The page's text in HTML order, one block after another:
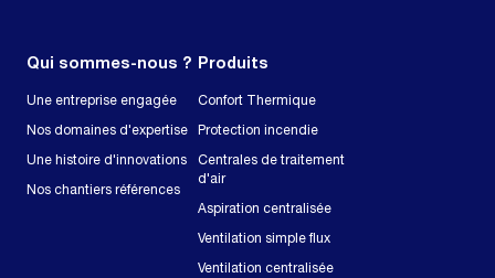
Qui sommes-nous ?
Une entreprise engagée
Nos domaines d'expertise
Une histoire d'innovations
Nos chantiers références
Produits
Confort Thermique
Protection incendie
Centrales de traitement
d'air
Aspiration centralisée
Ventilation simple flux
Ventilation centralisée